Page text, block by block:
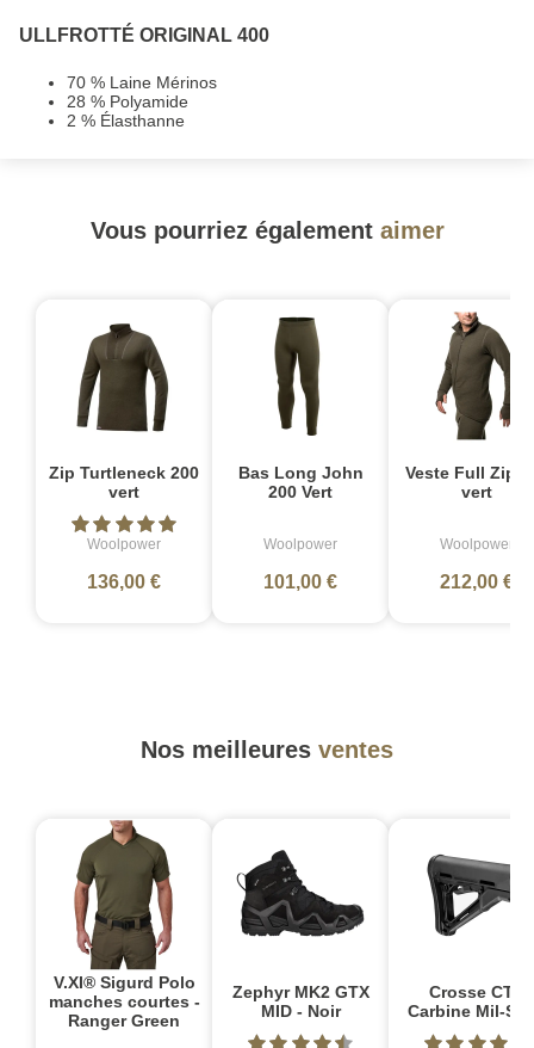
ULLFROTTÉ ORIGINAL 400
70 % Laine Mérinos
28 % Polyamide
2 % Élasthanne
Vous pourriez également aimer
Zip Turtleneck 200
vert
Woolpower
136,00 €
Bas Long John
200 Vert
Woolpower
101,00 €
Veste Full Zip
vert
Woolpower
212,00 €
Nos meilleures ventes
V.XI® Sigurd Polo
manches courtes -
Ranger Green
Zephyr MK2 GTX
MID - Noir
Crosse CTR
Carbine Mil-